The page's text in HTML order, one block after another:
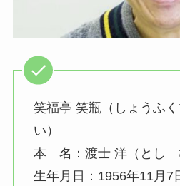
笑福亭 笑瓶（しょうふ
い）
本 名： 渡士洋（とし
生年月日：1956年11月7